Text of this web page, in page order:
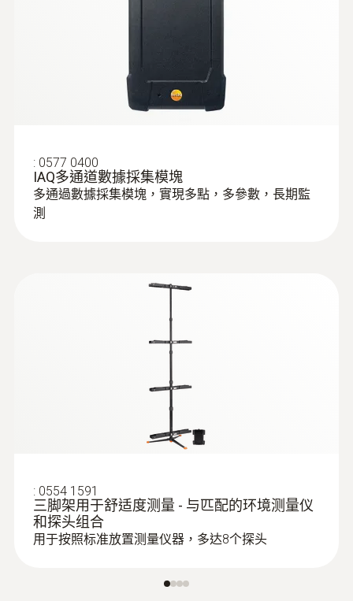
: 0577 0400
IAQ多通道數據採集模塊
多通過數據採集模塊，實現多點，多參數，長期監
測
: 0554 1591
三脚架用于舒适度测量 - 与匹配的环境测量仪
和探头组合
用于按照标准放置测量仪器，多达8个探头